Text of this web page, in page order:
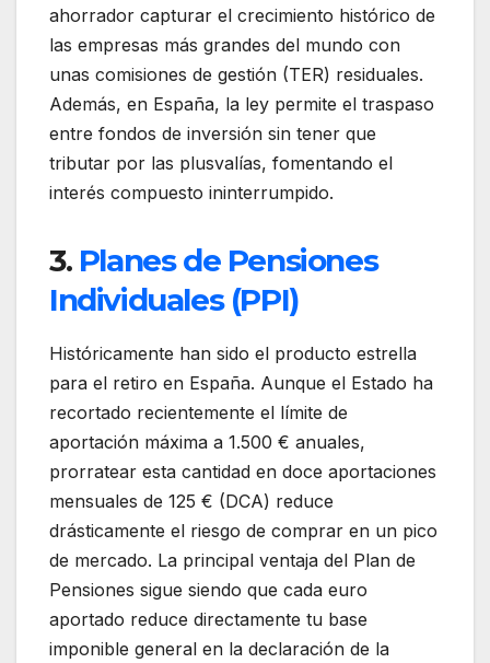
ahorrador capturar el crecimiento histórico de
las empresas más grandes del mundo con
unas comisiones de gestión (TER) residuales.
Además, en España, la ley permite el traspaso
entre fondos de inversión sin tener que
tributar por las plusvalías, fomentando el
interés compuesto ininterrumpido.
3. Planes de Pensiones
Individuales (PPI)
Históricamente han sido el producto estrella
para el retiro en España. Aunque el Estado ha
recortado recientemente el límite de
aportación máxima a 1.500 € anuales,
prorratear esta cantidad en doce aportaciones
mensuales de 125 € (DCA) reduce
drásticamente el riesgo de comprar en un pico
de mercado. La principal ventaja del Plan de
Pensiones sigue siendo que cada euro
aportado reduce directamente tu base
imponible general en la declaración de la